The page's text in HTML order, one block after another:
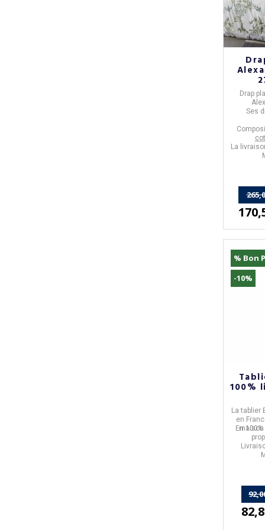
Drap
Ses
La
% Bon
-10%
100%
La tablier
en
maison
En